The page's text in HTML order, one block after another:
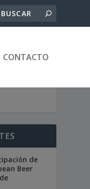
CONTACTO
de
Beer